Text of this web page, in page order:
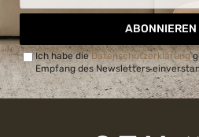
ABONNIEREN
Ich habe dieDatenschutzerklärung
Empfang des Newsletters